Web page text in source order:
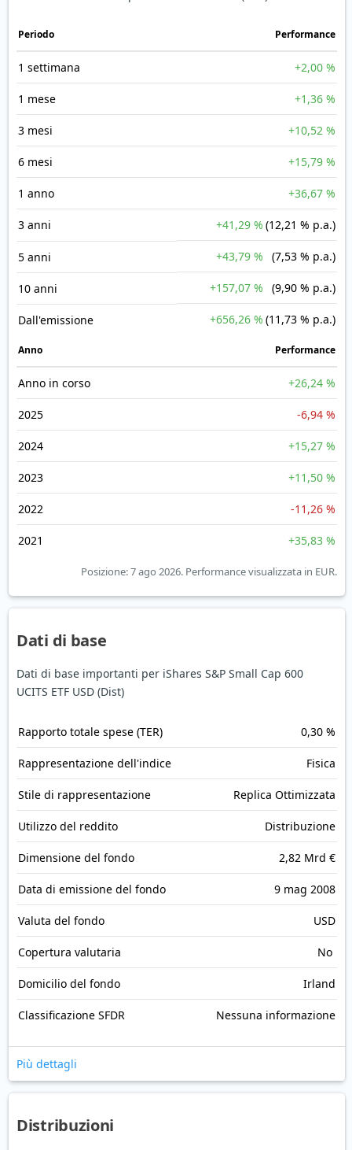
Periodo Performance
1 settimana +2,00 %
1 mese +1,36 %
3 mesi +10,52 %
6 mesi +15,79 %
1 anno +36,67 %
3 anni +41,29 % (12,21 % p.a.)
5 anni +43,79 % (7,53 % p.a.)
10 anni +157,07 % (9,90 % p.a.)
Dall'emissione +656,26 % (11,73 % p.a.)
Anno Performance
Anno in corso +26,24 %
2025 -6,94 %
2024 +15,27 %
2023 +11,50 %
2022 -11,26 %
2021 +35,83 %
Posizione: 7 ago 2026. Performance visualizzata in EUR.
Dati di base
Dati di base importanti per iShares S&P Small Cap 600
UCITS ETF USD (Dist)
Rapporto totale spese (TER) 0,30 %
Rappresentazione dell'indice Fisica
Stile di rappresentazione Replica Ottimizzata
Utilizzo del reddito Distribuzione
Dimensione del fondo 2,82 Mrd €
Data di emissione del fondo 9 mag 2008
Valuta del fondo USD
Copertura valutaria No
Domicilio del fondo Irland
Classificazione SFDR Nessuna informazione
Più dettagli
Distribuzioni